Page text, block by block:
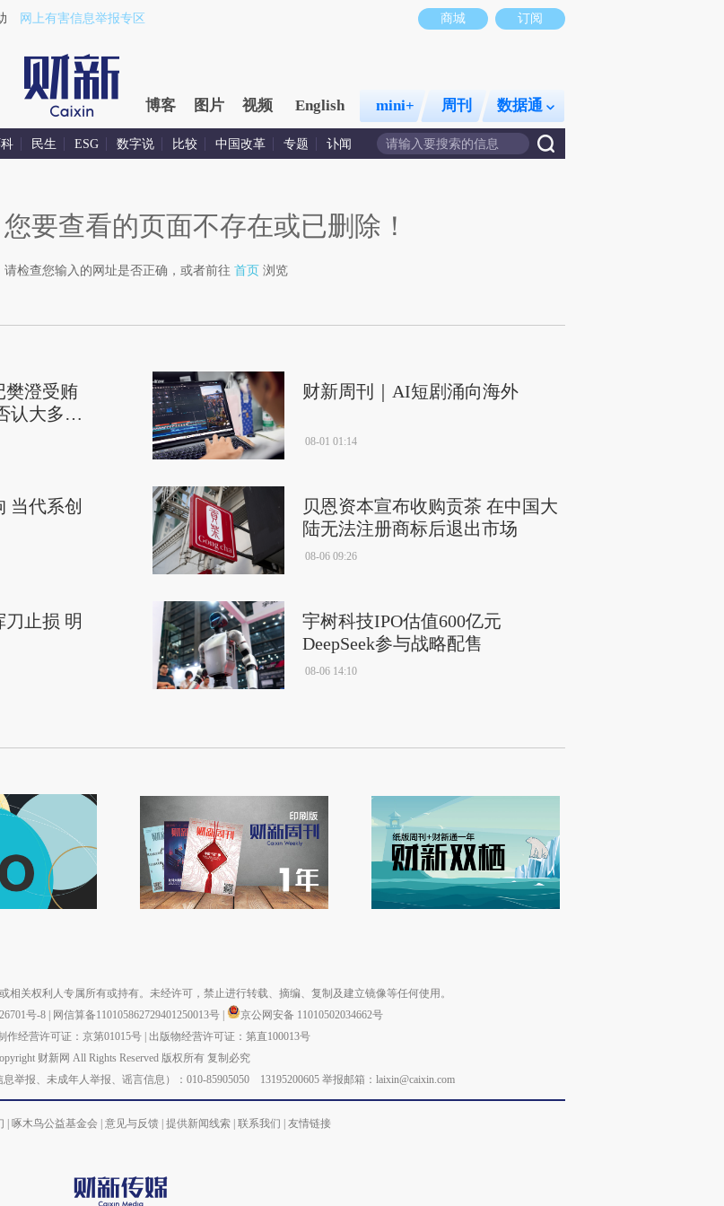
商城 订阅
网上有害信息举报专区
博客 图片 视频 English mini+ 周刊 数据通
民生 ESG 数字说 比较 中国改革 专题 讣闻
您要查看的页面不存在或已删除！
请检查您输入的网址是否正确，或者前往 首页 浏览
樊澄受贿
认大多数
财新周刊｜AI短剧涌向海外
08-01 01:14
当代系创
贝恩资本宣布收购贡茶 在中国大
陆无法注册商标后退出市场
08-06 09:26
刀止损 明
宇树科技IPO估值600亿元
DeepSeek参与战略配售
08-06 14:10
相关权利人专属所有或持有。未经许可，禁止进行转载、摘编、复制及建立镜像等任何使用。
号-8 | 网信算备110105862729401250013号 |
京公网安备 11010502034662号
作经营许可证：京第01015号 | 出版物经营许可证：第直100013号
财新网 All Rights Reserved 版权所有 复制必究
举报、未成年人举报、谣言信息）：010-85905050 13195200605 举报邮箱：laixin@caixin.com
| 啄木鸟公益基金会 | 意见与反馈 | 提供新闻线索 | 联系我们 | 友情链接